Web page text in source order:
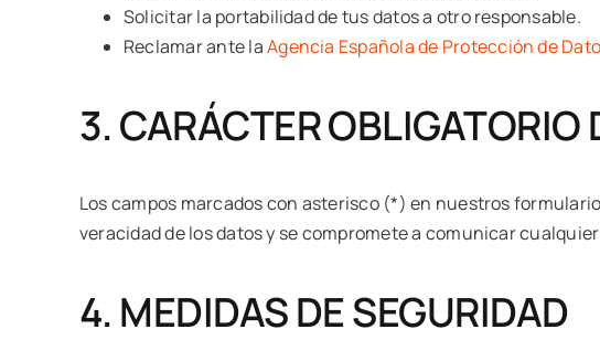
Solicitar la portabilidad de tus datos a otro responsable.
Reclamar ante laAgencia Española de Protección de
3. CARÁCTER OBLIGATORIO
Los campos marcados con asterisco (*) en nuestros
veracidad de los datos y se compromete a comunicar
4. MEDIDAS DE SEGURIDAD